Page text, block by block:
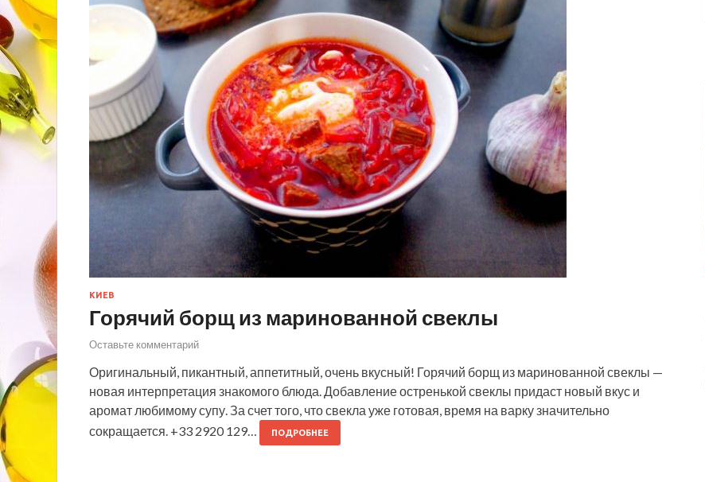
КИЕВ
Горячий борщ из маринованной свеклы
Оставьте комментарий
Оригинальный, пикантный, аппетитный, очень вкусный! Горячий борщ из маринованной свеклы —
новая интерпретация знакомого блюда. Добавление остренькой свеклы придаст новый вкус и
аромат любимому супу. За счет того, что свекла уже готовая, время на варку значительно
сокращается. +33 2920 129…
ПОДРОБНЕЕ